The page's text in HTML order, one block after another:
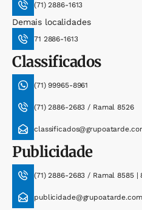
(71) 2886-1613
Demais localidades
71 2886-1613
Classificados
(71) 99965-8961
(71) 2886-2683 / Ramal 8526
Publicidade
(71) 2886-2683 / Ramal 8585 |